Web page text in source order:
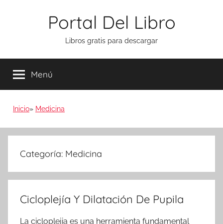
Portal Del Libro
Libros gratis para descargar
Menú
Inicio Medicina
Categoría: Medicina
Cicloplejía Y Dilatación De Pupila
La cicloplejia es una herramienta fundamental